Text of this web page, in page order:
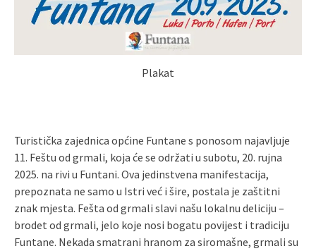
Plakat
Turistička zajednica općine Funtane s ponosom najavljuje
11. Feštu od grmali, koja će se održati u subotu, 20. rujna
2025. na rivi u Funtani. Ova jedinstvena manifestacija,
prepoznata ne samo u Istri već i šire, postala je zaštitni
znak mjesta. Fešta od grmali slavi našu lokalnu deliciju –
brodet od grmali, jelo koje nosi bogatu povijest i tradiciju
Funtane. Nekada smatrani hranom za siromašne, grmali su